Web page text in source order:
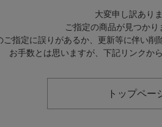
大変申し訳ありま
ご指定の商品が見つかり
ご指定に誤りがあるか、更新等に伴い削
お手数とは思いますが、下記リンクか
トップペー